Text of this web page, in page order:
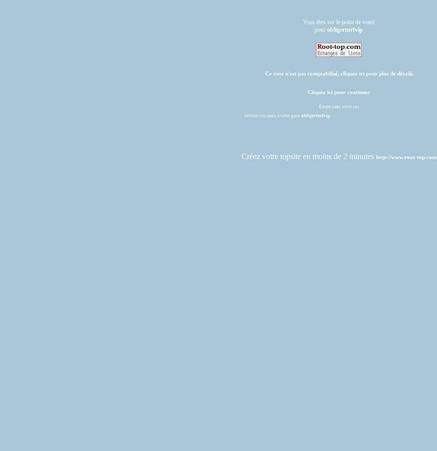
Vous êtes sur le point de voter
pour obligerturfvip
Ce vote n'est pas comptabilisé, cliquez ici pour plus de détails
Cliquez ici pour continuer
Entrer sans voter sur
Invitez vos amis à voter pour obligerturfvip
Créez votre topsite en moins de 2 minutes http://www.root-top.com